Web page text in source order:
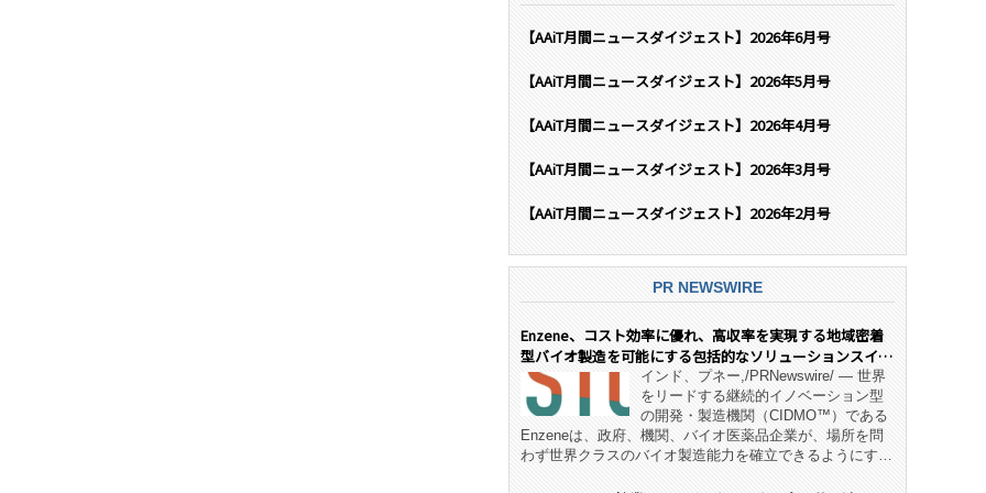
【AAiT月間ニュースダイジェスト】2026年6月号
【AAiT月間ニュースダイジェスト】2026年5月号
【AAiT月間ニュースダイジェスト】2026年4月号
【AAiT月間ニュースダイジェスト】2026年3月号
【AAiT月間ニュースダイジェスト】2026年2月号
PR NEWSWIRE
Enzene、コスト効率に優れ、高収率を実現する地域密着
型バイオ製造を可能にする包括的なソリューションスイー
ト「NeX™」 をリリースインド、プネー,/PRNewswire/ — 世界
をリードする継続的イノベーション型
の開発・製造機関（CIDMO™）である
Enzeneは、政府、機関、バイオ医薬品企業が、場所を問
わず世界クラスのバイオ製造能力を確立できるようにす